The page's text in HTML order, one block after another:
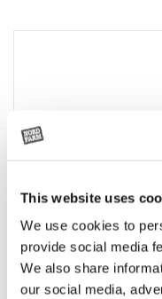
This website uses
We use cookies to
provide social media
We also share
our social media,
Rotor, komplett med
OR80013456G